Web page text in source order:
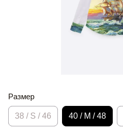
Размер
38 / S / 46 40 / M / 48